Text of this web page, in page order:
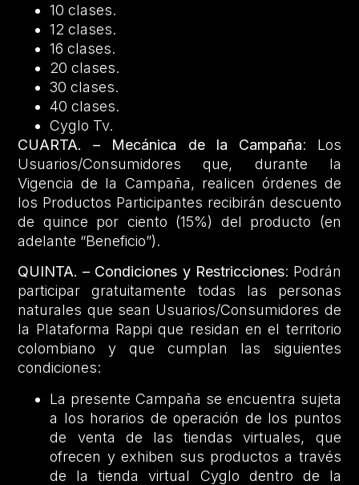
10 clases.
12 clases.
16 clases.
20 clases.
30 clases.
40 clases.
Cyglo Tv.
CUARTA. – Mecánica de la Campaña: Los
Usuarios/Consumidores que, durante la
Vigencia de la Campaña, realicen órdenes de
los Productos Participantes recibirán descuento
de quince por ciento (15%) del producto (en
adelante “Beneficio”).
QUINTA. – Condiciones y Restricciones: Podrán
participar gratuitamente todas las personas
naturales que sean Usuarios/Consumidores de
la Plataforma Rappi que residan en el territorio
colombiano y que cumplan las siguientes
condiciones:
La presente Campaña se encuentra sujeta
a los horarios de operación de los puntos
de venta de las tiendas virtuales, que
ofrecen y exhiben sus productos a través
de la tienda virtual Cyglo dentro de la